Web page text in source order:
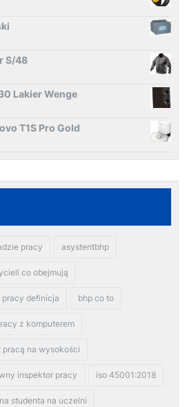
S/48
Lakier Wenge
T1S Pro Gold
pracy asystentbhp
co obejmują
definicja bhp co to
z komputerem
na wysokości
inspektor pracy iso 45001:2018
studenta na uczelni